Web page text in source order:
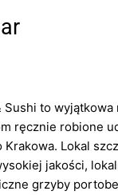
Sushi to
ręcznie robione
Krakowa. Lokal
jakości,
grzyby